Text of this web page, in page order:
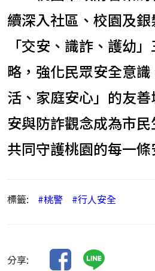
續深入社區、校園及
「交安、識詐、護幼
略，強化民眾安全意
活、家庭安心」的友
安與防詐觀念成為市民
共同守護桃園的每一條
標籤: #桃警 #行人安全
分享: